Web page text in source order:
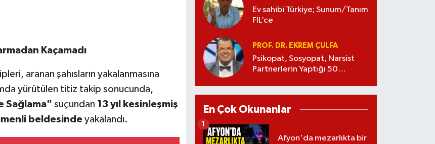
Kaçamadı
aranan şahısların yakalanmasına
yürütülen titiz takip sonucunda,
Sağlama" suçundan 13 yıl kesinleşmiş
beldesindeyakalandı.
Ev sahibi Türkiye; Sunum/Tanım
FİL’ce
PROF. DR. EKREM ÇULFA
Psikopat, Sosyopat, Narsist
Partnerlerin Yaptığı 50
En Çok Okunanlar
Afyon'da mezarlıkta bir
1